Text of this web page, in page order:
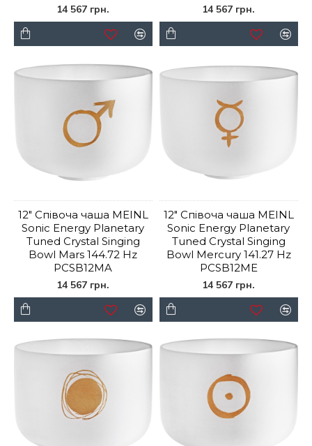
14 567 грн.
14 567 грн.
12" Співоча чаша MEINL
Sonic Energy Planetary
Tuned Crystal Singing
Bowl Mars 144.72 Hz
PCSB12MA
14 567 грн.
12" Співоча чаша MEINL
Sonic Energy Planetary
Tuned Crystal Singing
Bowl Mercury 141.27 Hz
PCSB12ME
14 567 грн.